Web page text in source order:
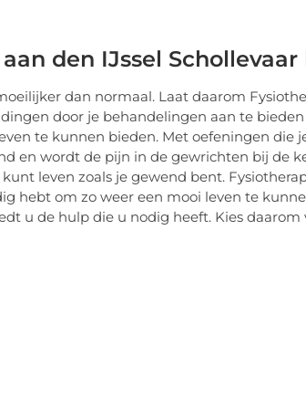
den IJssel
dan normaal. Laat daarom
door je behandelingen aan te
te kunnen bieden. Met oefeningen die
en wordt de pijn in de gewrichten bij de
leven zoals je gewend bent.
hebt om zo weer een mooi leven te
u de hulp die u nodig heeft. Kies